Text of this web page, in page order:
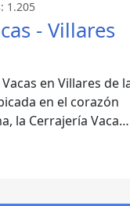
1.205
- Villares
en Villares de
la Cerrajería Vacas